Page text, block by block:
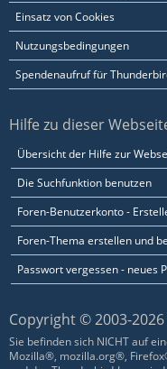
Einsatz von Cookies
Nutzungsbedingungen
Spendenaufruf für
Hilfe zu dieser
Übersicht der Hilfe zur
Die Suchfunktion benutzen
Foren-Benutzerkonto -
Foren-Thema erstellen und
Passwort vergessen - neues
Copyright © 2003-
Sie befinden sich NICHT auf
Mozilla®, mozilla.org®,